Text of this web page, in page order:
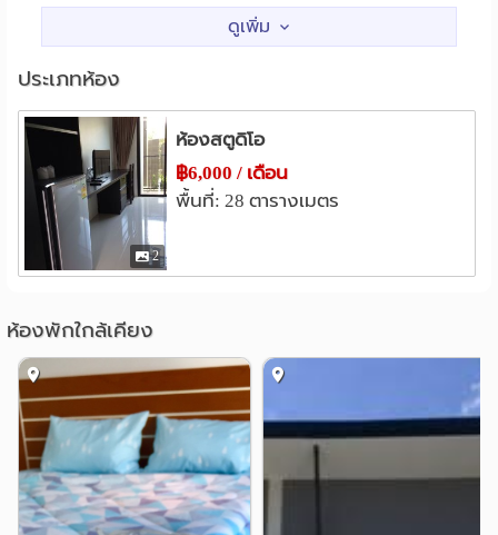
เขารัง
ประเภทห้อง
2
ห้องสตูดิโอ
฿6,000 / เดือน
พื้นที่: 28 ตารางเมตร
ห้องพักใกล้เคียง